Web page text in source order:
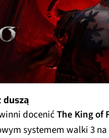
docenićThe King of
systemem walki 3